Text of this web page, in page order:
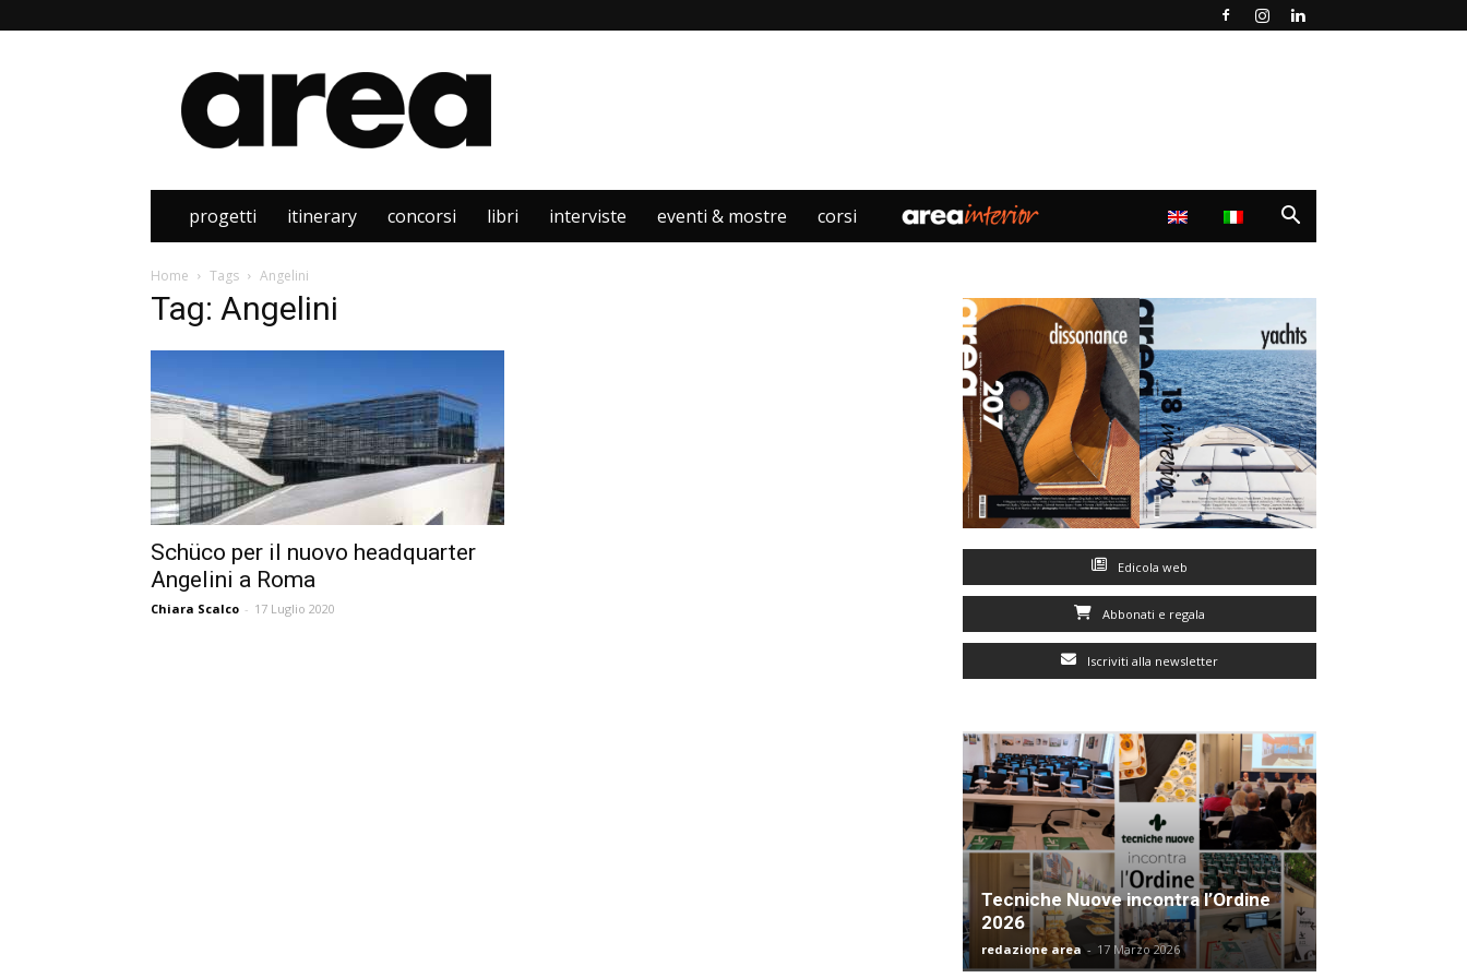
Area
progetti itinerary concorsi libri interviste eventi & mostre corsi
Home Tags Angelini
Tag: Angelini
Schüco per il nuovo headquarter
Angelini a Roma
Chiara Scalco - 17 Luglio 2020
Edicola web
Abbonati e regala
Iscriviti alla newsletter
Tecniche Nuove incontra l’Ordine
2026
redazione area - 17 Marzo 2026